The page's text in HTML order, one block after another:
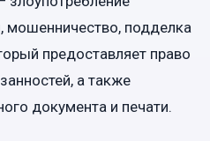
подделка
предоставляет право
а также
документа и печати.